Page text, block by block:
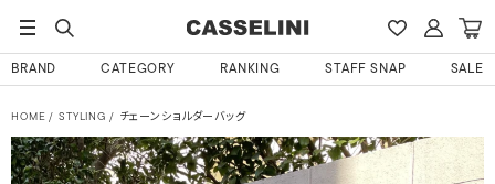
BRAND CATEGORY RANKING STAFF SNAP SALE
HOME STYLING チェーンショルダーバッグ